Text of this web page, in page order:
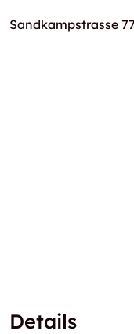
Sandkampstrasse
Details